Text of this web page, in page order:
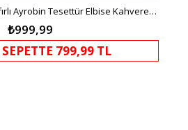
Omuzu Fırfırlı Ayrobin Tesettür Elbise Kahverengi HM2062
₺999,99
SEPETTE 799,99 TL